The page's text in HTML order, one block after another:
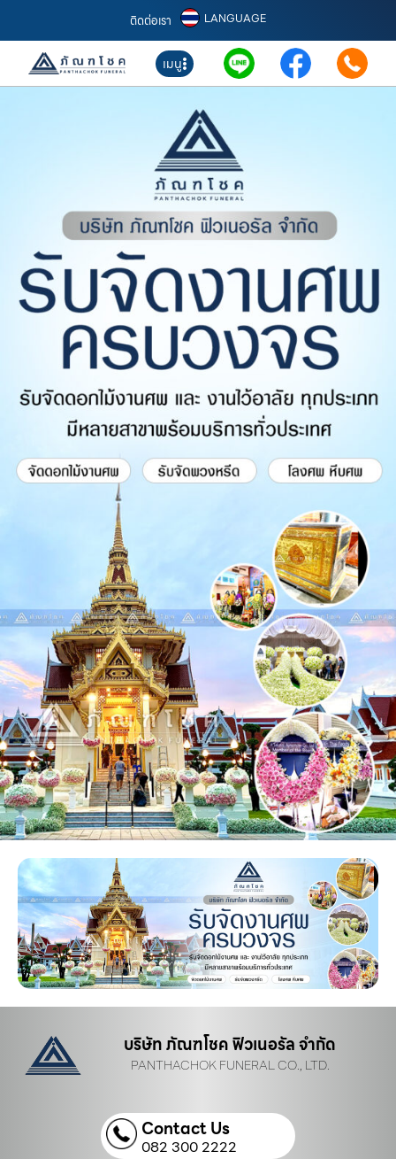
ติดต่อเรา LANGUAGE
เมนู
บริษัท ภัณฑโชค ฟิวเนอรัล จำกัด
PANTHACHOK FUNERAL CO., LTD.
Contact Us
082 300 2222